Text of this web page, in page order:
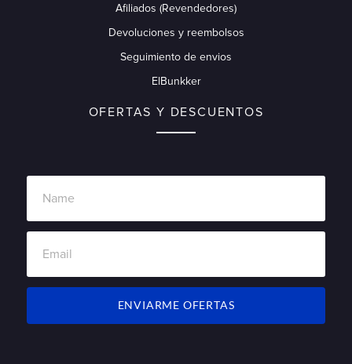
Afiliados (Revendedores)
Devoluciones y reembolsos
Seguimiento de envios
ElBunkker
OFERTAS Y DESCUENTOS
ENVIARME OFERTAS